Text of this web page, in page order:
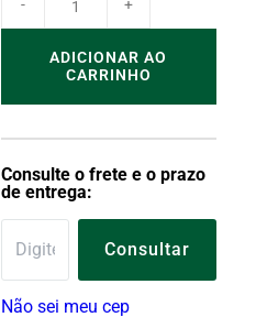
ADICIONAR AO
CARRINHO
Consulte o frete e o prazo
de entrega:
Consultar
Não sei meu cep